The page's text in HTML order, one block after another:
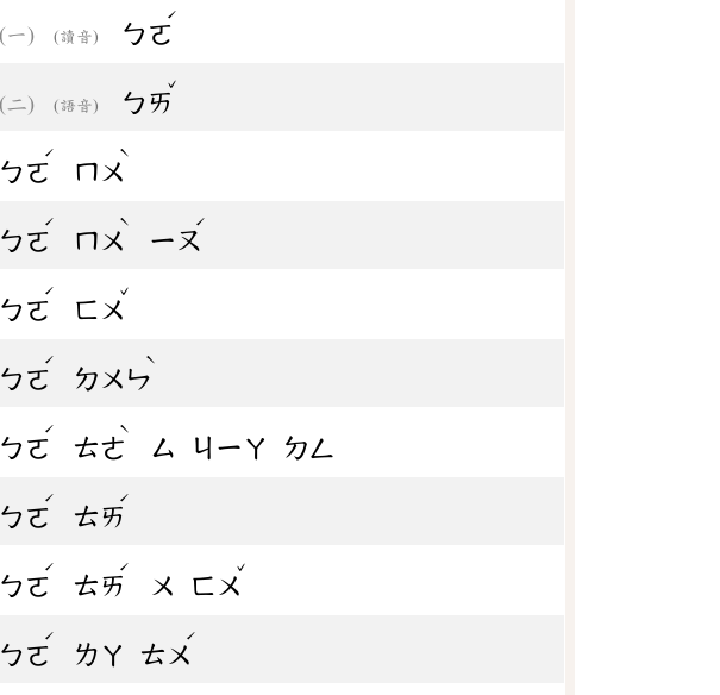
(讀音) ㄅㄛ
ˊ
(語音) ㄅㄞ
ˇ
ㄅㄛ
ˊ
ㄇㄨ
ˋ
ㄅㄛ
ˊ
ㄇㄨ
ˋ
ㄧㄡ
ˊ
ㄅㄛ
ˊ
ㄈㄨ
ˇ
ㄅㄛ
ˊ
ㄉㄨㄣ
ˋ
ㄅㄛ
ˊ
ㄊㄜ
ˋ
ㄙ ㄐㄧㄚ ㄉㄥ
ㄅㄛ
ˊ
ㄊㄞ
ˊ
ㄅㄛ
ˊ
ㄊㄞ
ˊ
ㄨ ㄈㄨ
ˇ
ㄅㄛ
ˊ
ㄌㄚ ㄊㄨ
ˊ